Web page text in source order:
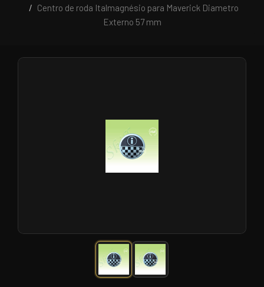
Centro de roda Italmagnésio para Maverick Diametro
Externo 57 mm